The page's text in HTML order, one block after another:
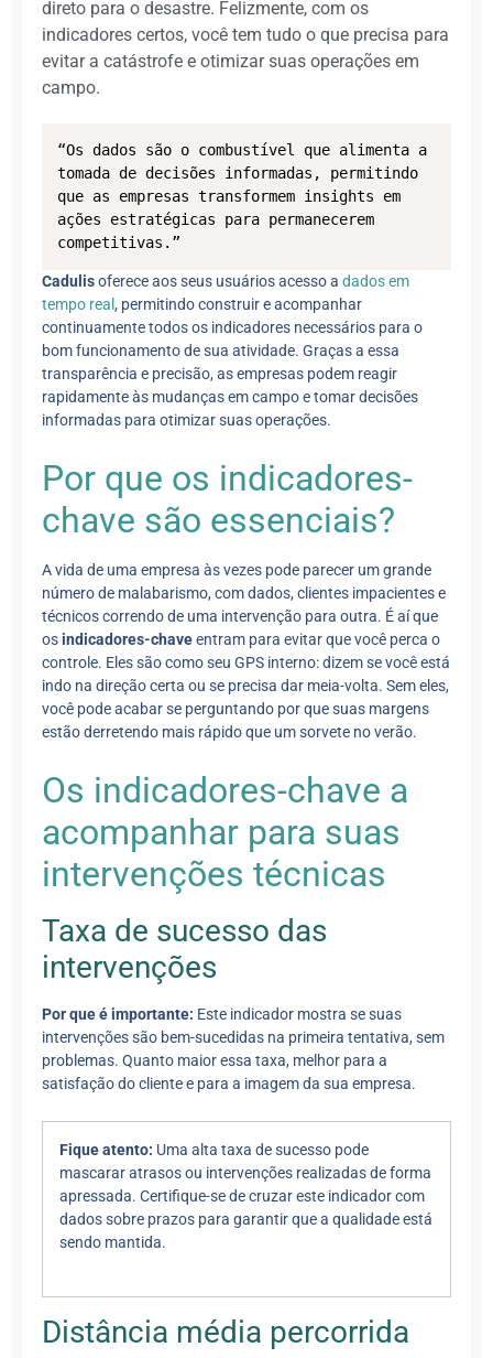
direto para o desastre. Felizmente, com os
indicadores certos, você tem tudo o que precisa para
evitar a catástrofe e otimizar suas operações em
campo.
“Os dados são o combustível que alimenta a
tomada de decisões informadas, permitindo
que as empresas transformem insights em
ações estratégicas para permanecerem
competitivas.”
Cadulisoferece aos seus usuários acesso adados em
tempo real, permitindo construir e acompanhar
continuamente todos os indicadores necessários para o
bom funcionamento de sua atividade. Graças a essa
transparência e precisão, as empresas podem reagir
rapidamente às mudanças em campo e tomar decisões
informadas para otimizar suas operações.
Por que os indicadores-
chave são essenciais?
A vida de uma empresa às vezes pode parecer um grande
número de malabarismo, com dados, clientes impacientes e
técnicos correndo de uma intervenção para outra. É aí que
osindicadores-chaveentram para evitar que você perca o
controle. Eles são como seu GPS interno: dizem se você está
indo na direção certa ou se precisa dar meia-volta. Sem eles,
você pode acabar se perguntando por que suas margens
estão derretendo mais rápido que um sorvete no verão.
Os indicadores-chave a
acompanhar para suas
intervenções técnicas
Taxa de sucesso das
intervenções
Por que é importante: Este indicador mostra se suas
intervenções são bem-sucedidas na primeira tentativa, sem
problemas. Quanto maior essa taxa, melhor para a
satisfação do cliente e para a imagem da sua empresa.
Fique atento: Uma alta taxa de sucesso pode
mascarar atrasos ou intervenções realizadas de forma
apressada. Certifique-se de cruzar este indicador com
dados sobre prazos para garantir que a qualidade está
sendo mantida.
Distância média percorrida